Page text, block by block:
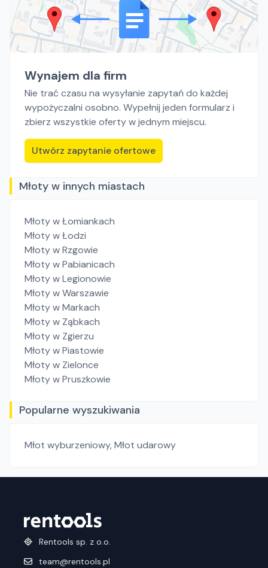
Wynajem dla firm
Nie trać czasu na wysyłanie zapytań do każdej
wypożyczalni osobno. Wypełnij jeden formularz i
zbierz wszystkie oferty w jednym miejscu.
Utwórz zapytanie ofertowe
Młoty w innych miastach
Młotyw Łomiankach
Młotyw Łodzi
Młotyw Rzgowie
Młotyw Pabianicach
Młotyw Legionowie
Młotyw Warszawie
Młotyw Markach
Młotyw Ząbkach
Młotyw Zgierzu
Młotyw Piastowie
Młotyw Zielonce
Młotyw Pruszkowie
Popularne wyszukiwania
Młot wyburzeniowy,Młot udarowy
Rentools sp. z o.o.
team@rentools.pl